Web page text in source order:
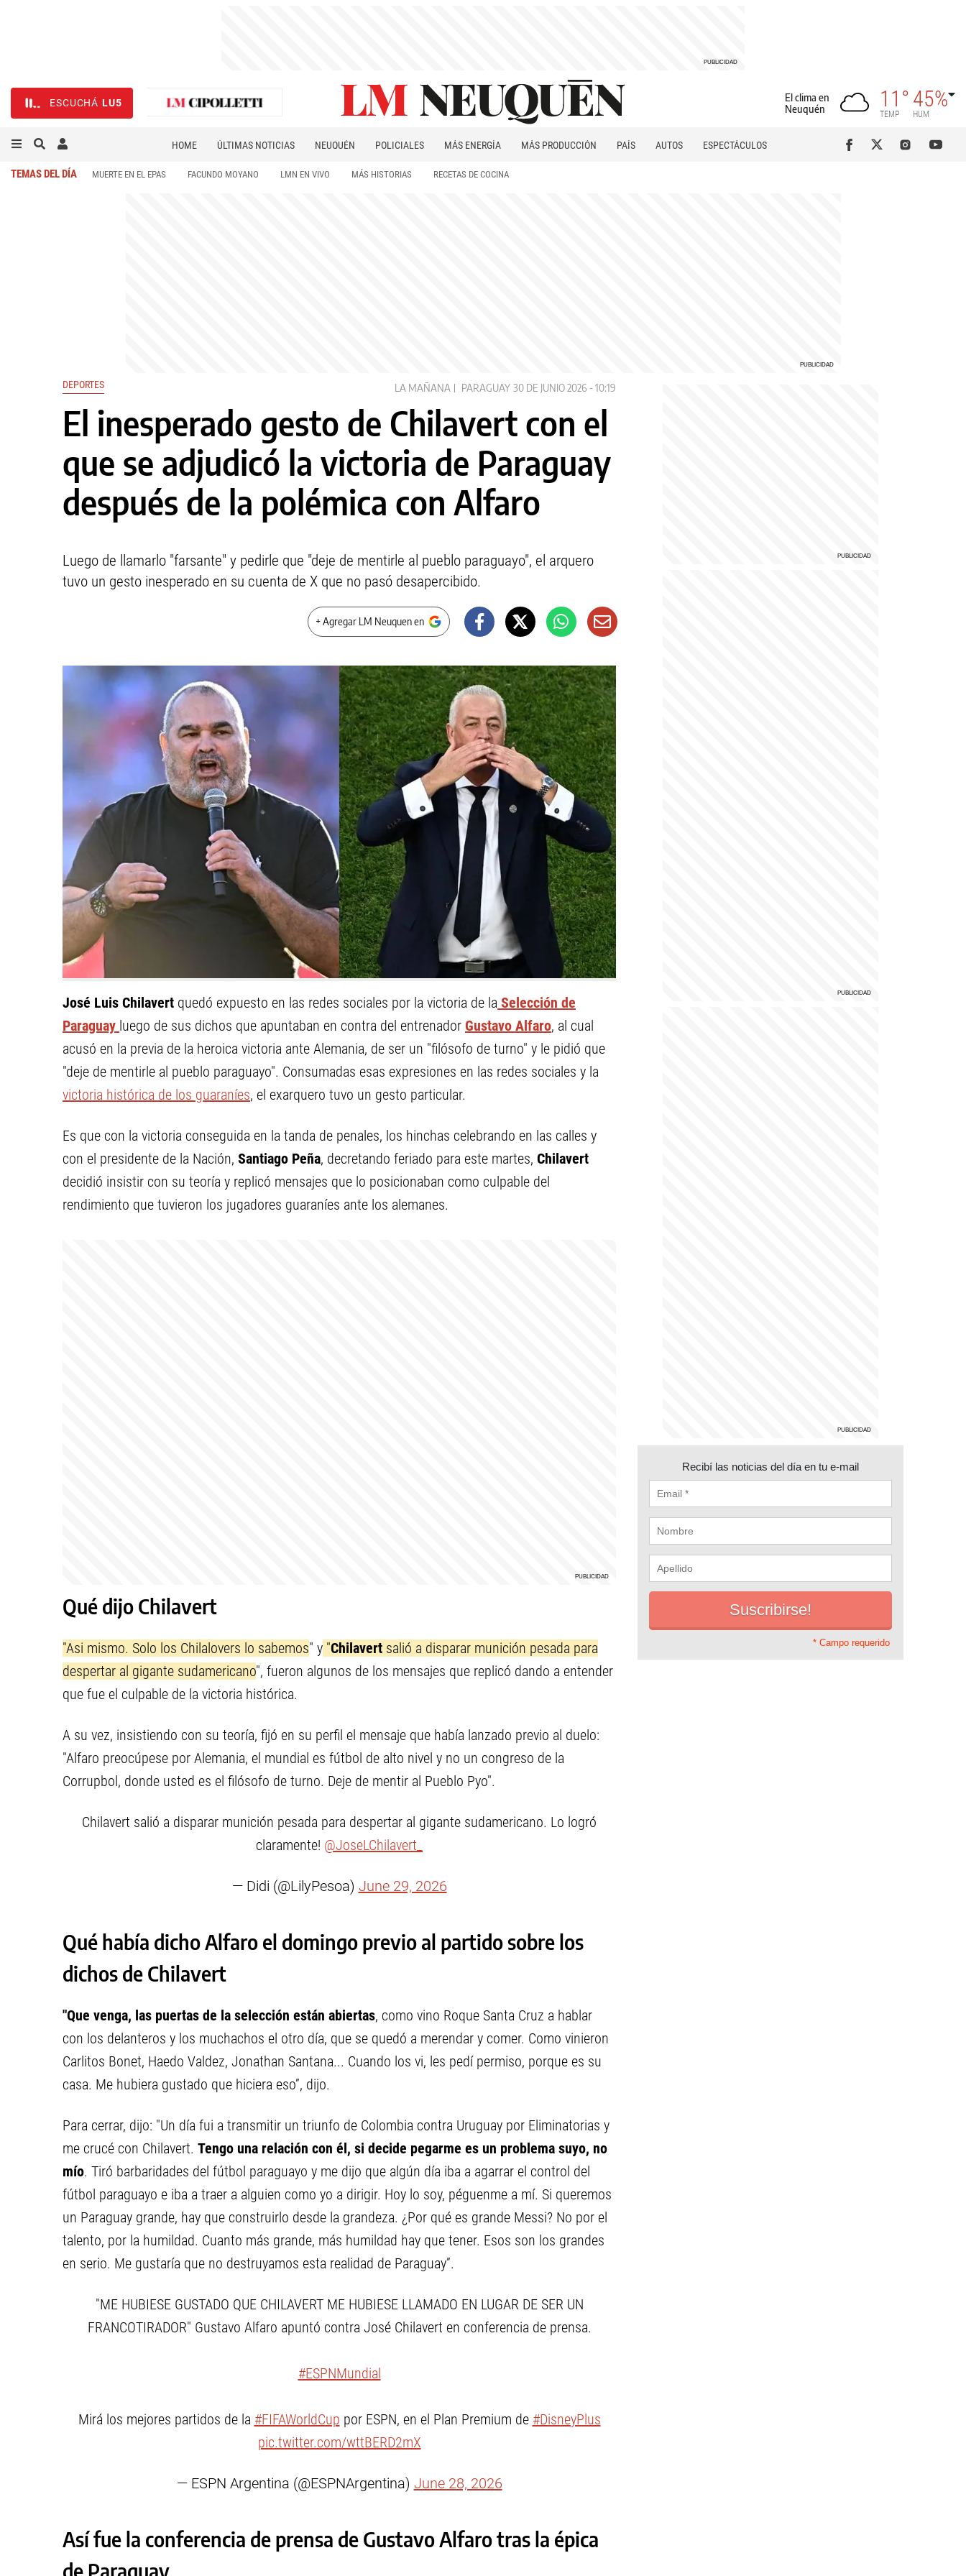
ESCUCHÁ LU5
El clima en
Neuquén
11°
TEMP
45%
HUM
HOME ÚLTIMAS NOTICIAS NEUQUÉN POLICIALES MÁS ENERGÍA MÁS PRODUCCIÓN PAÍS AUTOS
ESPECTÁCULOS
TEMAS DEL DÍA MUERTE EN EL EPAS FACUNDO MOYANO LMN EN VIVO MÁS HISTORIAS RECETAS DE COCINA
DEPORTES LA MAÑANA PARAGUAY 30 DE JUNIO 2026 - 10:19
El inesperado gesto de Chilavert con el
que se adjudicó la victoria de Paraguay
después de la polémica con Alfaro
Luego de llamarlo "farsante" y pedirle que "deje de mentirle al pueblo paraguayo", el arquero
tuvo un gesto inesperado en su cuenta de X que no pasó desapercibido.
+ Agregar LM Neuquen en
José Luis Chilavert quedó expuesto en las redes sociales por la victoria de la Selección de
Paraguay luego de sus dichos que apuntaban en contra del entrenador Gustavo Alfaro, al cual
acusó en la previa de la heroica victoria ante Alemania, de ser un "filósofo de turno" y le pidió que
"deje de mentirle al pueblo paraguayo". Consumadas esas expresiones en las redes sociales y la
victoria histórica de los guaraníes, el exarquero tuvo un gesto particular.
Es que con la victoria conseguida en la tanda de penales, los hinchas celebrando en las calles y
con el presidente de la Nación, Santiago Peña, decretando feriado para este martes, Chilavert
decidió insistir con su teoría y replicó mensajes que lo posicionaban como culpable del
rendimiento que tuvieron los jugadores guaraníes ante los alemanes.
Qué dijo Chilavert
"Asi mismo. Solo los Chilalovers lo sabemos" y "Chilavert salió a disparar munición pesada para
despertar al gigante sudamericano", fueron algunos de los mensajes que replicó dando a entender
que fue el culpable de la victoria histórica.
A su vez, insistiendo con su teoría, fijó en su perfil el mensaje que había lanzado previo al duelo:
"Alfaro preocúpese por Alemania, el mundial es fútbol de alto nivel y no un congreso de la
Corrupbol, donde usted es el filósofo de turno. Deje de mentir al Pueblo Pyo".
Chilavert salió a disparar munición pesada para despertar al gigante sudamericano. Lo logró
claramente! @JoseLChilavert_
— Didi (@LilyPesoa) June 29, 2026
Qué había dicho Alfaro el domingo previo al partido sobre los
dichos de Chilavert
"Que venga, las puertas de la selección están abiertas, como vino Roque Santa Cruz a hablar
con los delanteros y los muchachos el otro día, que se quedó a merendar y comer. Como vinieron
Carlitos Bonet, Haedo Valdez, Jonathan Santana... Cuando los vi, les pedí permiso, porque es su
casa. Me hubiera gustado que hiciera eso”, dijo.
Para cerrar, dijo: "Un día fui a transmitir un triunfo de Colombia contra Uruguay por Eliminatorias y
me crucé con Chilavert. Tengo una relación con él, si decide pegarme es un problema suyo, no
mío. Tiró barbaridades del fútbol paraguayo y me dijo que algún día iba a agarrar el control del
fútbol paraguayo e iba a traer a alguien como yo a dirigir. Hoy lo soy, péguenme a mí. Si queremos
un Paraguay grande, hay que construirlo desde la grandeza. ¿Por qué es grande Messi? No por el
talento, por la humildad. Cuanto más grande, más humildad hay que tener. Esos son los grandes
en serio. Me gustaría que no destruyamos esta realidad de Paraguay”.
"ME HUBIESE GUSTADO QUE CHILAVERT ME HUBIESE LLAMADO EN LUGAR DE SER UN
FRANCOTIRADOR" Gustavo Alfaro apuntó contra José Chilavert en conferencia de prensa.
#ESPNMundial
Mirá los mejores partidos de la #FIFAWorldCup por ESPN, en el Plan Premium de #DisneyPlus
pic.twitter.com/wttBERD2mX
— ESPN Argentina (@ESPNArgentina) June 28, 2026
Así fue la conferencia de prensa de Gustavo Alfaro tras la épica
de Paraguay
Recibí las noticias del día en tu e-mail
* Campo requerido